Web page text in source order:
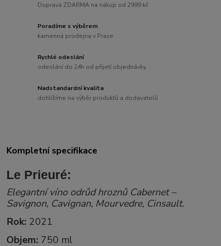
Doprava ZDARMA na nákup od 2999 kč
Poradíme s výběrem
kamenná prodejna v Praze
Rychlé odeslání
odeslání do 24h od přijetí objednávky
Nadstandardní kvalita
dohlížíme na výběr produktů a dodavatelů
Kompletní specifikace
Le Prieuré:
Elegantní víno odrůd hroznů Cabernet –
Savignon, Cavignan, Mourvedre, Cinsault.
Rok: 2021
Objem: 750 ml